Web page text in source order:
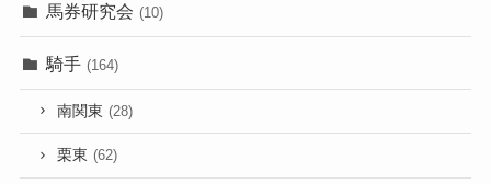
馬券研究会 (10)
騎手 (164)
南関東 (28)
栗東 (62)